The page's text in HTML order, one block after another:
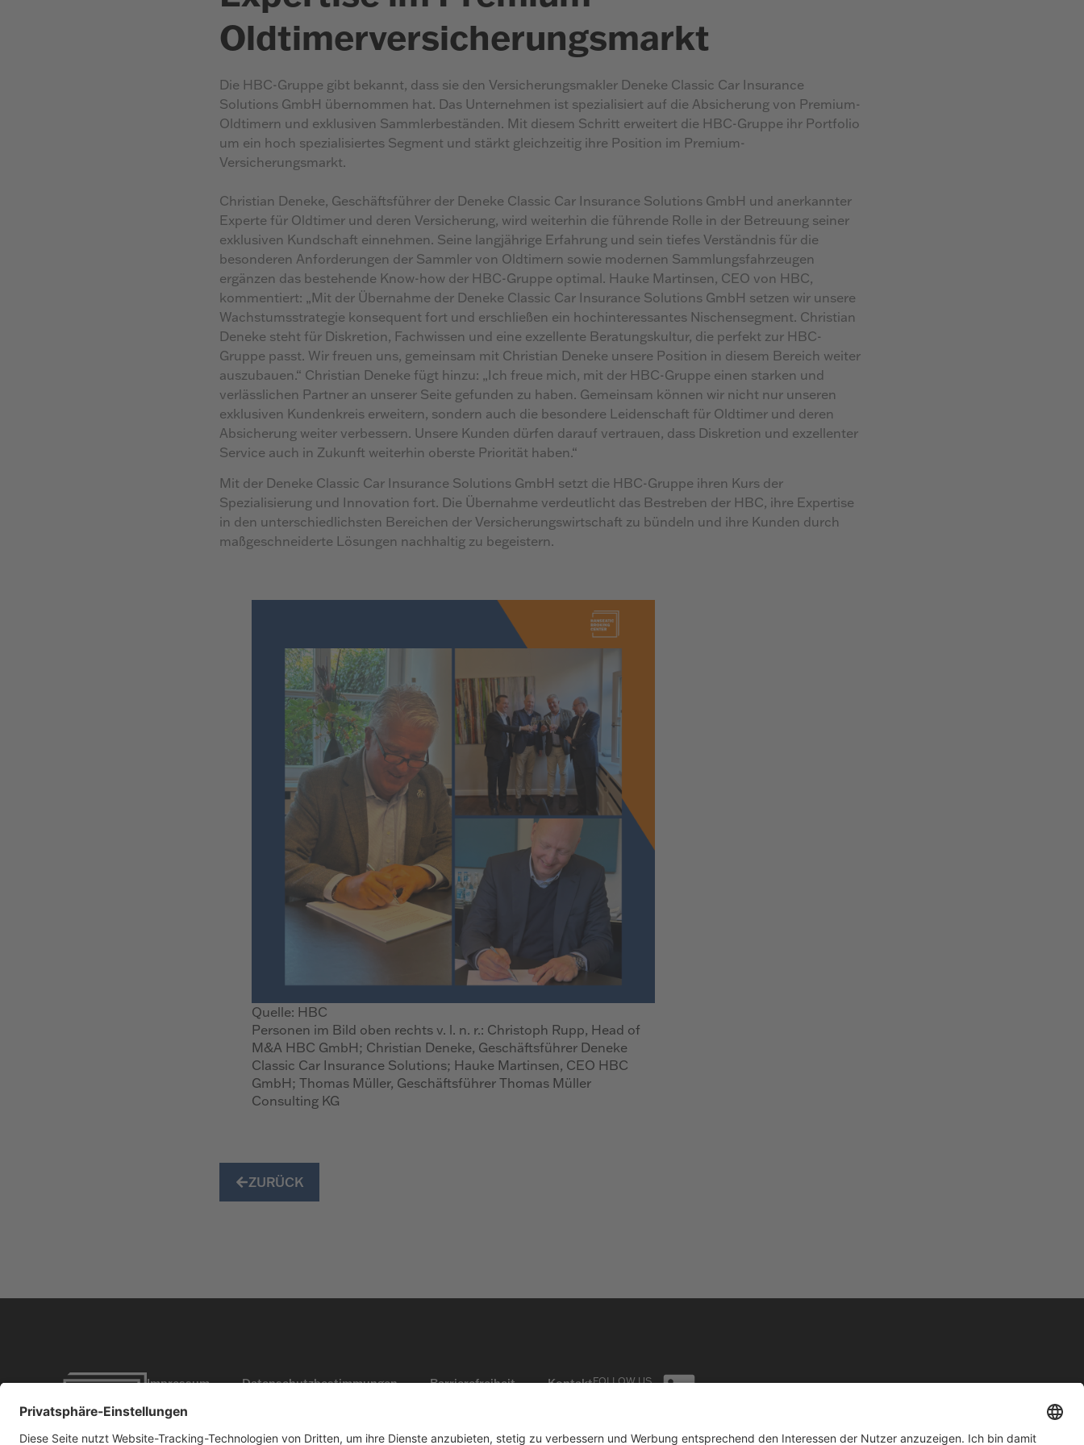
Oldtimerversicherungsmarkt
Die HBC-Gruppe gibt bekannt, dass sie den Versicherungsmakler Deneke Classic Car Insurance
Solutions GmbH übernommen hat. Das Unternehmen ist spezialisiert auf die Absicherung von Premium-
Oldtimern und exklusiven Sammlerbeständen. Mit diesem Schritt erweitert die HBC-Gruppe ihr Portfolio
um ein hoch spezialisiertes Segment und stärkt gleichzeitig ihre Position im Premium-
Versicherungsmarkt.
Christian Deneke, Geschäftsführer der Deneke Classic Car Insurance Solutions GmbH und anerkannter
Experte für Oldtimer und deren Versicherung, wird weiterhin die führende Rolle in der Betreuung seiner
exklusiven Kundschaft einnehmen. Seine langjährige Erfahrung und sein tiefes Verständnis für die
besonderen Anforderungen der Sammler von Oldtimern sowie modernen Sammlungsfahrzeugen
ergänzen das bestehende Know-how der HBC-Gruppe optimal. Hauke Martinsen, CEO von HBC,
kommentiert: „Mit der Übernahme der Deneke Classic Car Insurance Solutions GmbH setzen wir unsere
Wachstumsstrategie konsequent fort und erschließen ein hochinteressantes Nischensegment. Christian
Deneke steht für Diskretion, Fachwissen und eine exzellente Beratungskultur, die perfekt zur HBC-
Gruppe passt. Wir freuen uns, gemeinsam mit Christian Deneke unsere Position in diesem Bereich weiter
auszubauen.“ Christian Deneke fügt hinzu: „Ich freue mich, mit der HBC-Gruppe einen starken und
verlässlichen Partner an unserer Seite gefunden zu haben. Gemeinsam können wir nicht nur unseren
exklusiven Kundenkreis erweitern, sondern auch die besondere Leidenschaft für Oldtimer und deren
Absicherung weiter verbessern. Unsere Kunden dürfen darauf vertrauen, dass Diskretion und exzellenter
Service auch in Zukunft weiterhin oberste Priorität haben.“
Mit der Deneke Classic Car Insurance Solutions GmbH setzt die HBC-Gruppe ihren Kurs der
Spezialisierung und Innovation fort. Die Übernahme verdeutlicht das Bestreben der HBC, ihre Expertise
in den unterschiedlichsten Bereichen der Versicherungswirtschaft zu bündeln und ihre Kunden durch
maßgeschneiderte Lösungen nachhaltig zu begeistern.
Quelle: HBC
Personen im Bild oben rechts v. l. n. r.: Christoph Rupp, Head of
M&A HBC GmbH; Christian Deneke, Geschäftsführer Deneke
Classic Car Insurance Solutions; Hauke Martinsen, CEO HBC
GmbH; Thomas Müller, Geschäftsführer Thomas Müller
Consulting KG
ZURÜCK
Impressum Datenschutzbestimmungen Barrierefreiheit KontaktFOLLOW US